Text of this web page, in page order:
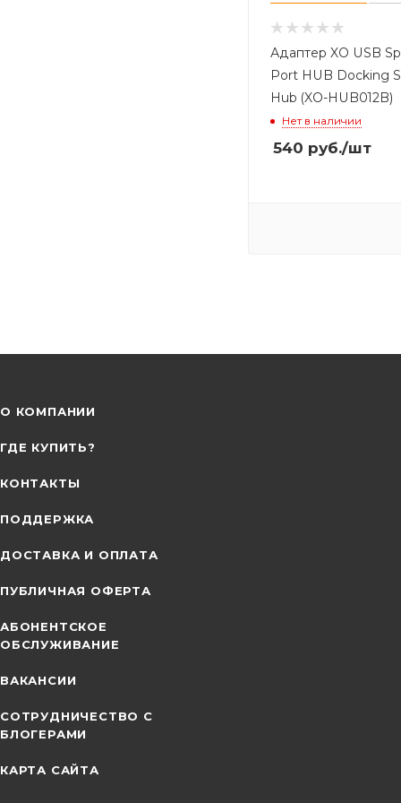
Адаптер XO USB
Port HUB Docking
Hub (XO-HUB012B)
Нет в наличии
540 руб./шт
О КОМПАНИИ
ГДЕ КУПИТЬ?
КОНТАКТЫ
ПОДДЕРЖКА
ДОСТАВКА И ОПЛАТА
ПУБЛИЧНАЯ ОФЕРТА
АБОНЕНТСКОЕ
ОБСЛУЖИВАНИЕ
ВАКАНСИИ
СОТРУДНИЧЕСТВО С
БЛОГЕРАМИ
КАРТА САЙТА